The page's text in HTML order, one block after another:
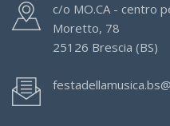
c/o MO.CA - centro
Moretto, 78
25126 Brescia (BS)